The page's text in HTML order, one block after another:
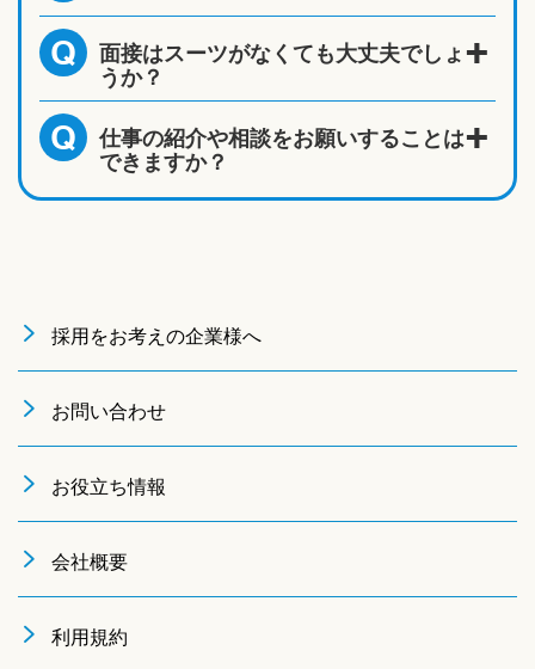
Q 面接はスーツがなくても大丈夫でしょ
うか？
Q 仕事の紹介や相談をお願いすることは
できますか？
採用をお考えの企業様へ
お問い合わせ
お役立ち情報
会社概要
利用規約